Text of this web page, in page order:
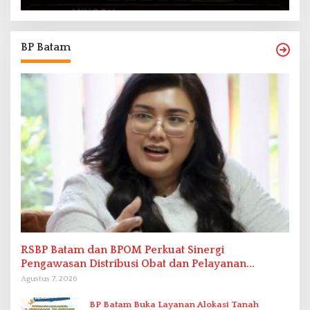
BP Batam
RSBP Batam dan BPOM Perkuat Sinergi
Pengawasan Distribusi Obat dan Pelayanan
Kefarmasian
Agustus 7, 2026
BP Batam Buka Layanan Alokasi Tanah